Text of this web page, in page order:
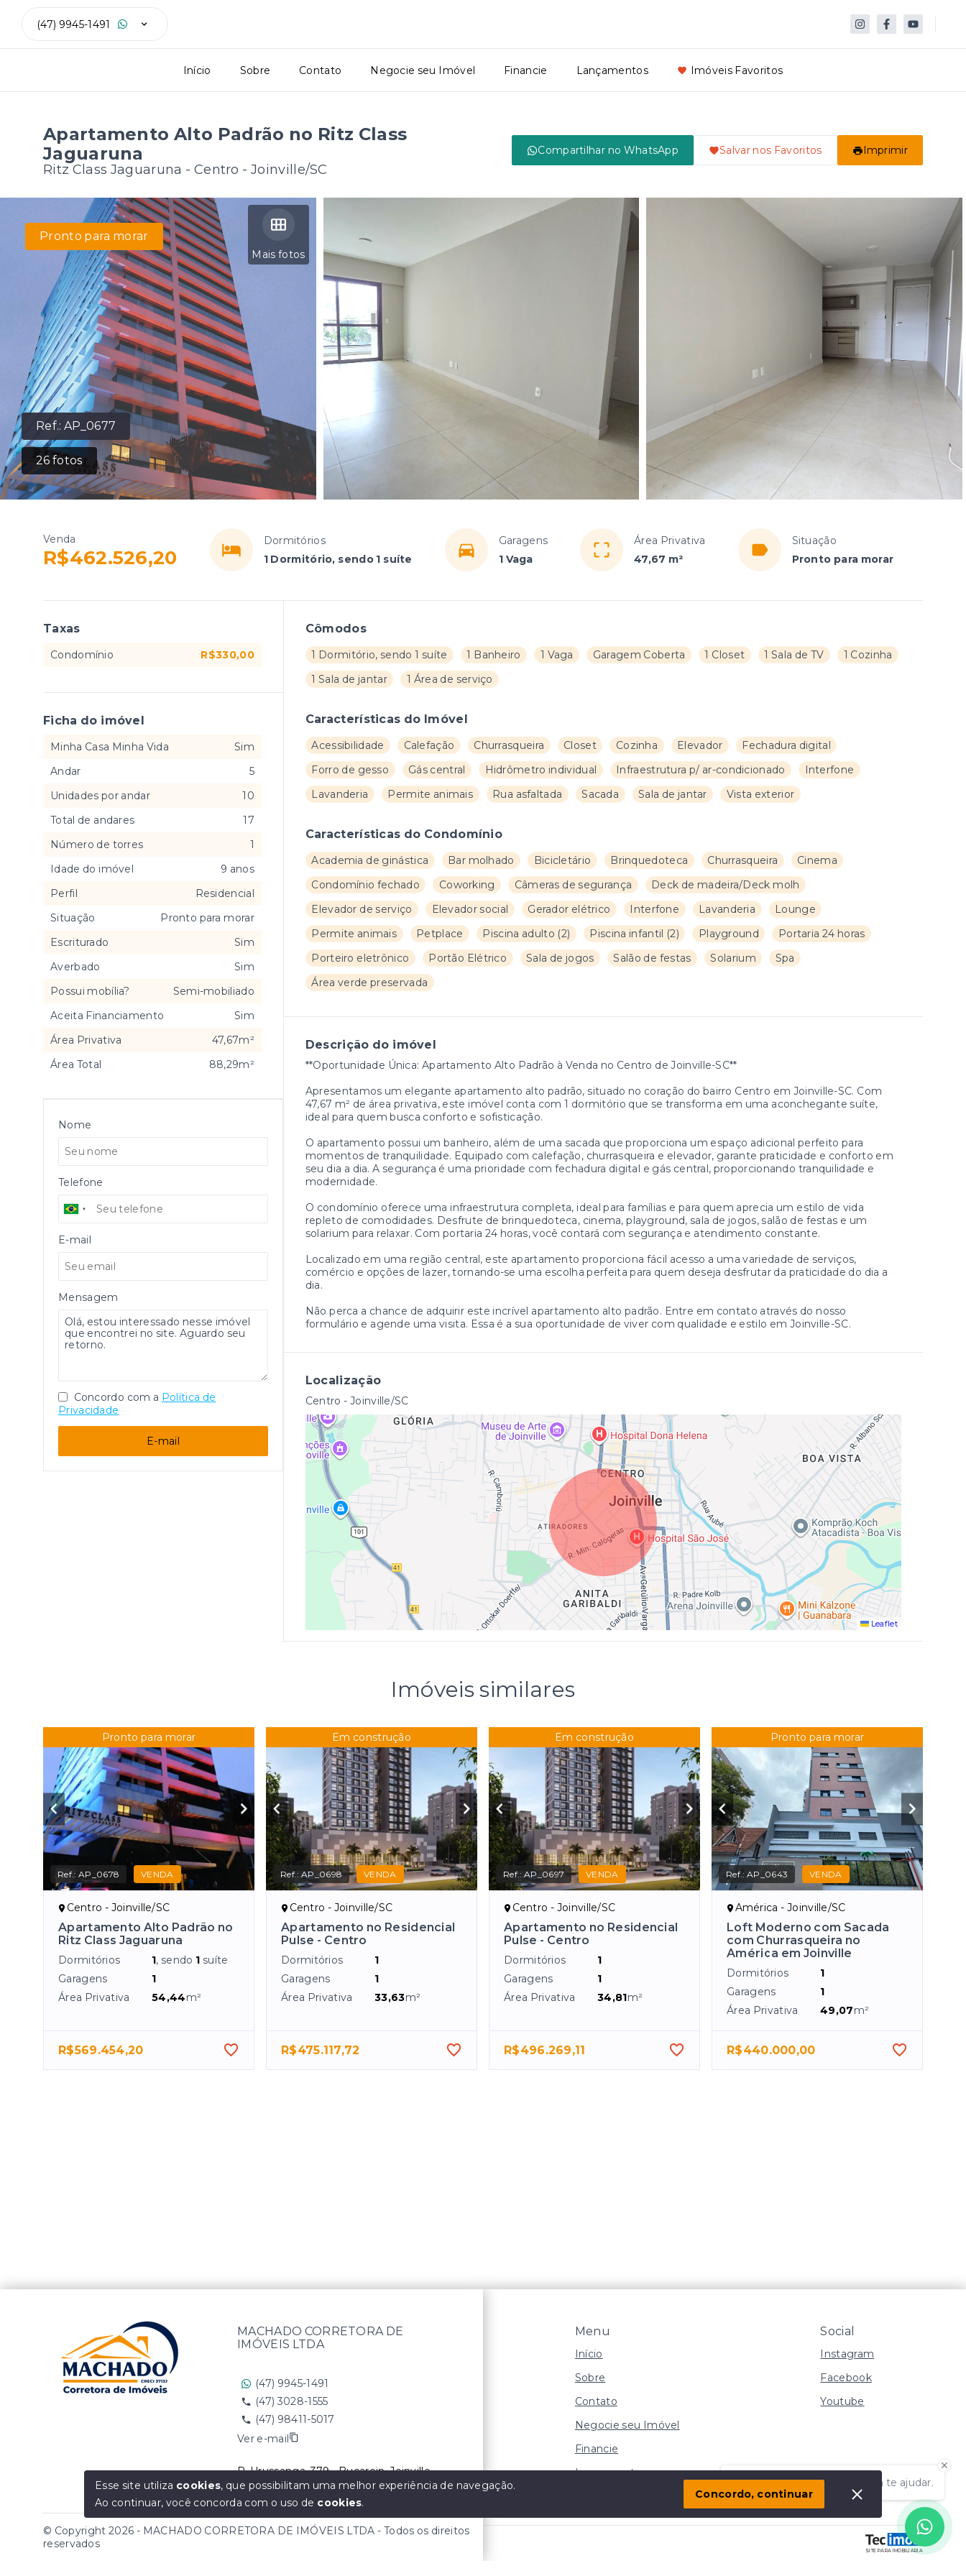
(47) 9945-1491
Início Sobre Contato Negocie seu Imóvel Financie Lançamentos Imóveis Favoritos
Apartamento Alto Padrão no Ritz Class
Jaguaruna
Ritz Class Jaguaruna - Centro - Joinville/SC
Compartilhar no WhatsApp Salvar nos Favoritos Imprimir
Ref.:AP_0677
26 fotos
Mais fotos
Pronto para morar
Venda
R$462.526,20
Dormitórios
1 Dormitório, sendo 1 suíte
Garagens
1 Vaga
Área Privativa
47,67 m²
Situação
Pronto para morar
Cômodos
1 Dormitório, sendo 1 suíte 1 Banheiro 1 Vaga Garagem Coberta 1 Closet 1 Sala de TV
1 Cozinha
1 Sala de jantar
1 Área de serviço
Características do Imóvel
Acessibilidade Calefação Churrasqueira Closet Cozinha Elevador
Fechadura digital
Forro de gesso
Gás central Hidrômetro individual Infraestrutura p/ ar-condicionado
Interfone
Lavanderia
Permite animais Rua asfaltada Sacada Sala de jantar Vista exterior
Características do Condomínio
Academia de ginástica Bar molhado Bicicletário Brinquedoteca Churrasqueira
Cinema
Condomínio fechado
Coworking Câmeras de segurança
Deck de madeira/Deck molh
Elevador de serviço
Elevador social Gerador elétrico Interfone Lavanderia
Lounge
Permite animais
Petplace Piscina adulto (2) Piscina infantil (2) Playground
Portaria 24 horas
Porteiro eletrônico
Portão Elétrico Sala de jogos Salão de festas Solarium
Spa
Área verde preservada
Descrição do imóvel
**Oportunidade Única: Apartamento Alto Padrão à Venda no Centro de Joinville-SC**
Apresentamos um elegante apartamento alto padrão, situado no coração do bairro Centro em Joinville-SC. Com
47,67 m² de área privativa, este imóvel conta com 1 dormitório que se transforma em uma aconchegante suíte,
ideal para quem busca conforto e sofisticação.
O apartamento possui um banheiro, além de uma sacada que proporciona um espaço adicional perfeito para
momentos de tranquilidade. Equipado com calefação, churrasqueira e elevador, garante praticidade e conforto em
seu dia a dia. A segurança é uma prioridade com fechadura digital e gás central, proporcionando tranquilidade e
modernidade.
O condomínio oferece uma infraestrutura completa, ideal para famílias e para quem aprecia um estilo de vida
repleto de comodidades. Desfrute de brinquedoteca, cinema, playground, sala de jogos, salão de festas e um
solarium para relaxar. Com portaria 24 horas, você contará com segurança e atendimento constante.
Localizado em uma região central, este apartamento proporciona fácil acesso a uma variedade de serviços,
comércio e opções de lazer, tornando-se uma escolha perfeita para quem deseja desfrutar da praticidade do dia a
dia.
Não perca a chance de adquirir este incrível apartamento alto padrão. Entre em contato através do nosso
formulário e agende uma visita. Essa é a sua oportunidade de viver com qualidade e estilo em Joinville-SC.
Localização
Centro - Joinville/SC
Leaflet
Taxas
Condomínio R$330,00
Ficha do imóvel
Minha Casa Minha Vida
Sim
Andar
5
Unidades por andar
10
Total de andares
17
Número de torres
1
Idade do imóvel
9 anos
Perfil
Residencial
Situação
Pronto para morar
Escriturado
Sim
Averbado
Sim
Possui mobília?
Semi-mobiliado
Aceita Financiamento
Sim
Área Privativa
47,67m²
Área Total
88,29m²
Nome
Telefone
E-mail
Mensagem
Concordo com a Política de
Privacidade
E-mail
Imóveis similares
Pronto para morar
Ref.:AP_0678 VENDA
Centro - Joinville/SC
Apartamento Alto Padrão no
Ritz Class Jaguaruna
Dormitórios 1, sendo 1 suíte
Garagens
1
Área Privativa
54,44m²
R$569.454,20
Em construção
Ref.:AP_0698 VENDA
Centro - Joinville/SC
Apartamento no Residencial
Pulse - Centro
Dormitórios
1
Garagens
1
Área Privativa
33,63m²
R$475.117,72
Em construção
Ref.:AP_0697 VENDA
Centro - Joinville/SC
Apartamento no Residencial
Pulse - Centro
Dormitórios
1
Garagens
1
Área Privativa
34,81m²
R$496.269,11
Pronto para morar
Ref.:AP_0643 VENDA
América - Joinville/SC
Loft Moderno com Sacada
com Churrasqueira no
América em Joinville
Dormitórios
1
Garagens
1
Área Privativa
49,07m²
R$440.000,00
Olá! Estamos disponíveis para te ajudar.
Menu
Início
Sobre
Contato
Negocie seu Imóvel
Financie
Lançamentos
Social
Instagram
Facebook
Youtube
SITE PARA IMOBILIARIA
MACHADO CORRETORA DE
IMÓVEIS LTDA
(47) 9945-1491
(47) 3028-1555
(47) 98411-5017
Ver e-mail
R. Urussanga, 379 - Bucarein, Joinville
SC, 89202-400
© Copyright 2026 - MACHADO CORRETORA DE IMÓVEIS LTDA - Todos os direitos
reservados
Esse site utiliza cookies, que possibilitam uma melhor experiência de navegação.
Ao continuar, você concorda com o uso de cookies.
Concordo, continuar